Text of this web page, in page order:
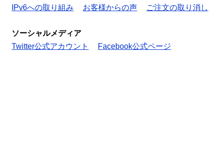
IPv6への取り組み
お客様からの声 ご注文の取り消し
ソーシャルメディア
Twitter公式アカウント
Facebook公式ページ